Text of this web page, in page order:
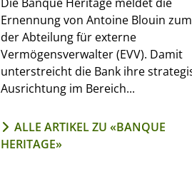
Ernennung von Antoine Blouin
der Abteilung für externe
Vermögensverwalter (EVV). Damit
unterstreicht die Bank ihre
Ausrichtung im Bereich...
ALLE ARTIKEL ZU «BANQUE
HERITAGE»